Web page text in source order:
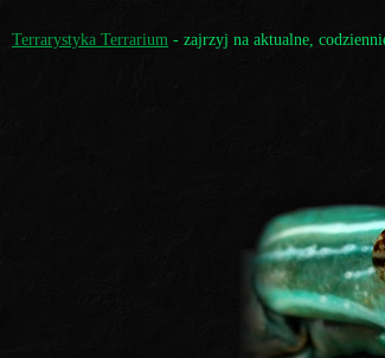
Terrarystyka Terrarium - zajrzyj na aktualne,